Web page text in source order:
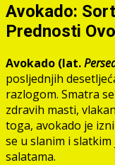
Avokado:
Prednosti
Avokado (lat.
posljednjih
razlogom. Smatra se
zdravih masti,
toga, avokado je
se u slanim i
salatama.